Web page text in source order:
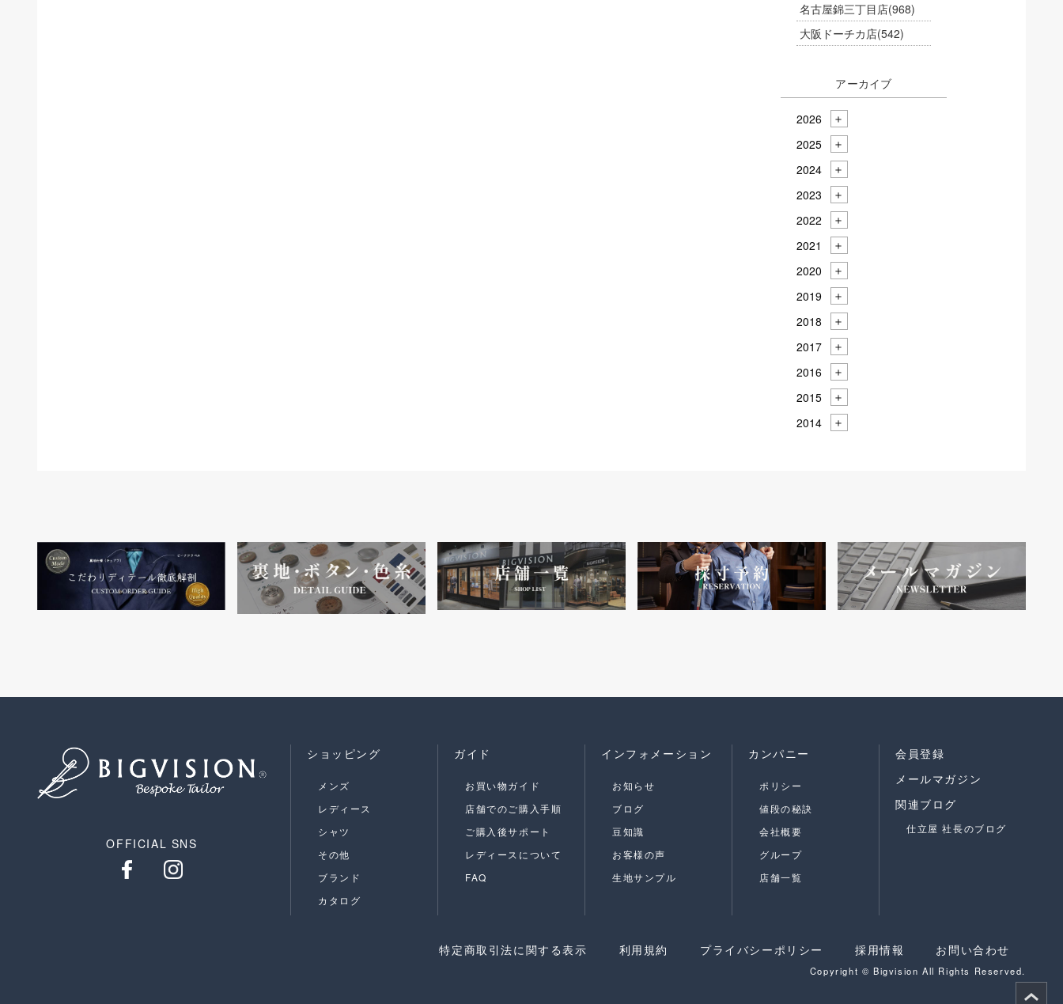
名古屋錦三丁目店(968)
大阪ドーチカ店(542)
アーカイブ
2026
2025
2024
2023
2022
2021
2020
2019
2018
2017
2016
2015
2014
OFFICIAL SNS
ショッピング
メンズ
レディース
シャツ
その他
ブランド
カタログ
ガイド
お買い物ガイド
店舗でのご購入手順
ご購入後サポート
レディースについて
FAQ
インフォメーション
お知らせ
ブログ
豆知識
お客様の声
生地サンプル
カンパニー
ポリシー
値段の秘訣
会社概要
グループ
店舗一覧
会員登録
メールマガジン
関連ブログ
仕立屋 社長のブログ
特定商取引法に関する表示 利用規約 プライバシーポリシー 採用情報 お問い合わせ
Copyright © Bigvision All Rights Reserved.